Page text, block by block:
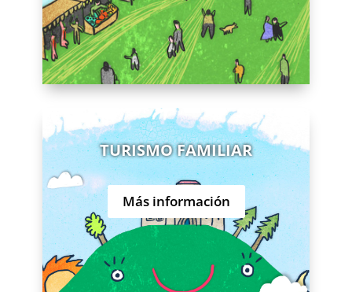
TURISMO FAMILIAR
Más información